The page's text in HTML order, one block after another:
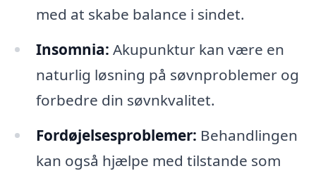
med at skabe balance i sindet.
Insomnia: Akupunktur kan være en
naturlig løsning på søvnproblemer og
forbedre din søvnkvalitet.
Fordøjelsesproblemer: Behandlingen
kan også hjælpe med tilstande som